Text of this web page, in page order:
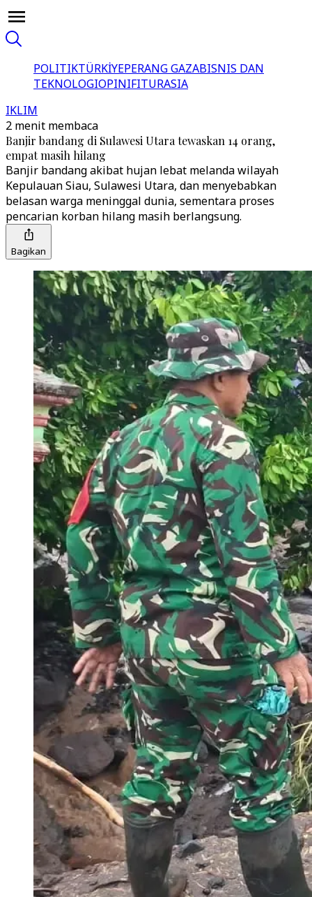
POLITIKTÜRKİYEPERANG GAZABISNIS DAN
TEKNOLOGIOPINIFITURASIA
IKLIM
2 menit membaca
Banjir bandang di Sulawesi Utara tewaskan 14 orang,
empat masih hilang
Banjir bandang akibat hujan lebat melanda wilayah
Kepulauan Siau, Sulawesi Utara, dan menyebabkan
belasan warga meninggal dunia, sementara proses
pencarian korban hilang masih berlangsung.
Bagikan